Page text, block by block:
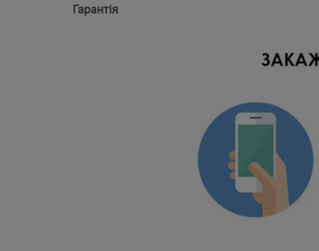
Гарантія